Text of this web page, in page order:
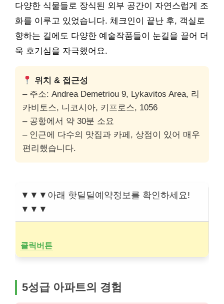
다양한 식물들로 장식된 외부 공간이 자연스럽게 조
화를 이루고 있었습니다. 체크인이 끝난 후, 객실로
향하는 길에도 다양한 예술작품들이 눈길을 끌어 더
욱 호기심을 자극했어요.
위치 & 접근성
– 주소: Andrea Demetriou 9, Lykavitos Area, 리
카비토스, 니코시아, 키프로스, 1056
– 공항에서 약 30분 소요
– 인근에 다수의 맛집과 카페, 상점이 있어 매우
편리했습니다.
▼▼▼아래 핫딜딜예약정보를 확인하세요!
▼▼▼
클릭버튼
5성급 아파트의 경험